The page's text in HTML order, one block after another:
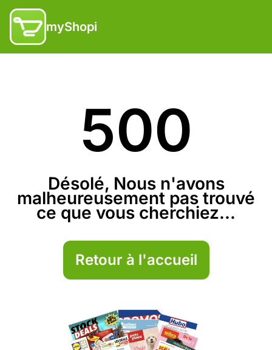
myShopi
500
Désolé, Nous n'avons
malheureusement pas trouvé
ce que vous cherchiez...
Retour à l'accueil